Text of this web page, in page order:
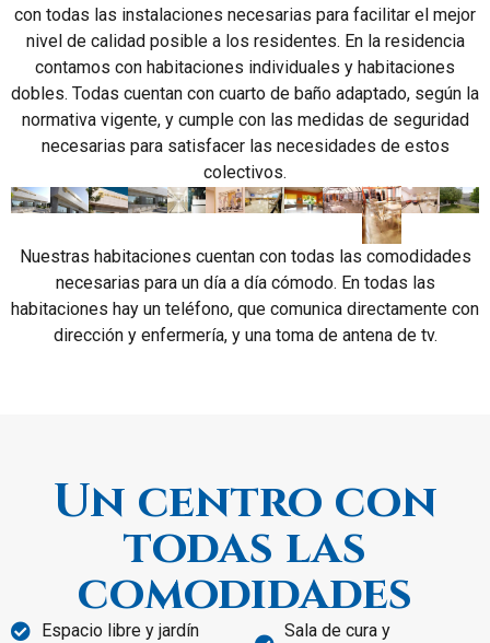
con todas las instalaciones necesarias para facilitar el mejor
nivel de calidad posible a los residentes. En la residencia
contamos con habitaciones individuales y habitaciones
dobles. Todas cuentan con cuarto de baño adaptado, según la
normativa vigente, y cumple con las medidas de seguridad
necesarias para satisfacer las necesidades de estos
colectivos.
Nuestras habitaciones cuentan con todas las comodidades
necesarias para un día a día cómodo. En todas las
habitaciones hay un teléfono, que comunica directamente con
dirección y enfermería, y una toma de antena de tv.
Un centro con
todas las
comodidades
Espacio libre y jardín
Sala de cura y